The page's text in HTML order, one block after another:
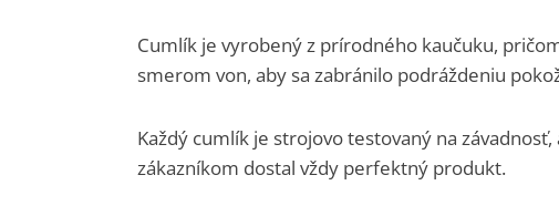
Cumlík je vyrobený z prírodného kaučuku,
smerom von, aby sa zabránilo podráždeniu
Každý cumlík je strojovo testovaný na
zákazníkom dostal vždy perfektný produkt.